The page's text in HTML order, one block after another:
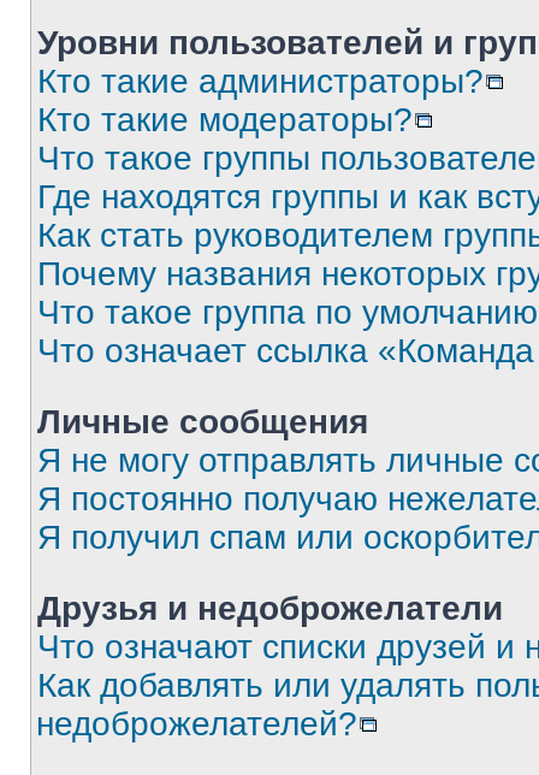
Уровни пользователей и
Кто такие администраторы?
Кто такие модераторы?
Что такое группы
Где находятся группы и как
Как стать руководителем
Почему названия некоторых
Что такое группа по
Что означает ссылка
Личные сообщения
Я не могу отправлять личные
Я постоянно получаю
Я получил спам или
Друзья и недоброжелатели
Что означают списки друзей и
Как добавлять или удалять
недоброжелателей?